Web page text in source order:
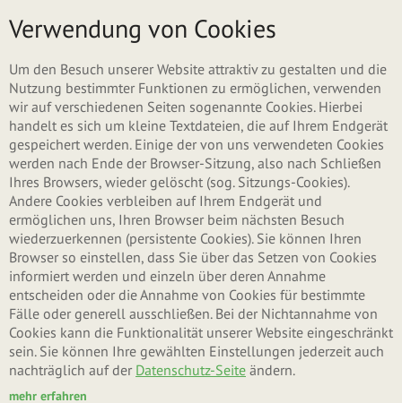
Menü
Haupt-Reiter
Neues Benutzerkonto erstellen
Anmelden(aktiver Reiter)
Neues Passwort anfordern
Benutzername oder E-Mail-Adresse*
Sie können sich mit Ihrem Benutzernamen oder Ihrer E-Mail-Adresse anmelden.
Passwort*
Verwendung von Cookies
Um den Besuch unserer Website attraktiv zu gestalten und die
Nutzung bestimmter Funktionen zu ermöglichen, verwenden
wir auf verschiedenen Seiten sogenannte Cookies. Hierbei
handelt es sich um kleine Textdateien, die auf Ihrem Endgerät
gespeichert werden. Einige der von uns verwendeten Cookies
werden nach Ende der Browser-Sitzung, also nach Schließen
Ihres Browsers, wieder gelöscht (sog. Sitzungs-Cookies).
Andere Cookies verbleiben auf Ihrem Endgerät und
ermöglichen uns, Ihren Browser beim nächsten Besuch
wiederzuerkennen (persistente Cookies). Sie können Ihren
Browser so einstellen, dass Sie über das Setzen von Cookies
informiert werden und einzeln über deren Annahme
entscheiden oder die Annahme von Cookies für bestimmte
Fälle oder generell ausschließen. Bei der Nichtannahme von
Cookies kann die Funktionalität unserer Website eingeschränkt
sein. Sie können Ihre gewählten Einstellungen jederzeit auch
nachträglich auf der Datenschutz-Seite ändern.
mehr erfahren